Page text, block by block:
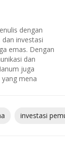
dengan
investasi
emas. Dengan
dan
juga
mena
investasi